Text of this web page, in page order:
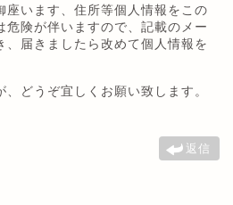
座います、住所等個人情報をこの
危険が伴いますので、記載のメー
、届きましたら改めて個人情報を
どうぞ宜しくお願い致します。
返信